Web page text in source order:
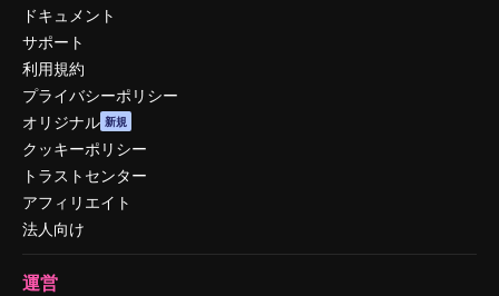
ドキュメント
サポート
利用規約
プライバシーポリシー
オリジナル 新規
クッキーポリシー
トラストセンター
アフィリエイト
法人向け
運営